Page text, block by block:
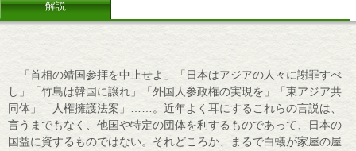
解説
「首相の靖国参拝を中止せよ」「日本はアジアの人々に謝罪すべ
し」「竹島は韓国に譲れ」「外国人参政権の実現を」「東アジア共
同体」「人権擁護法案」……。近年よく耳にするこれらの言説は、
言うまでもなく、他国や特定の団体を利するものであって、日本の
国益に資するものではない。それどころか、まるで白蟻が家屋の屋